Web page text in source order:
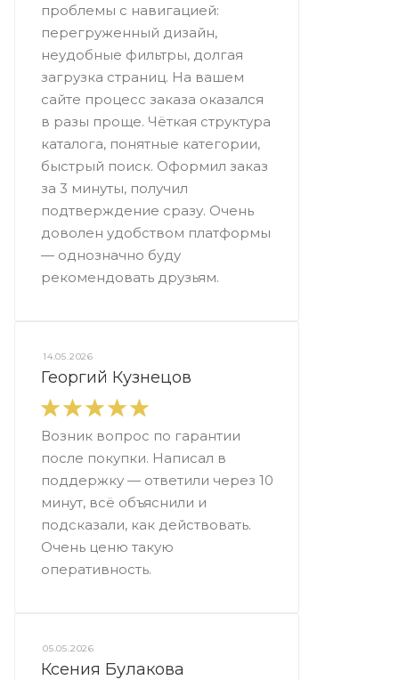
проблемы с навигацией:
перегруженный дизайн,
неудобные фильтры, долгая
загрузка страниц. На вашем
сайте процесс заказа оказался
в разы проще. Чёткая структура
каталога, понятные категории,
быстрый поиск. Оформил заказ
за 3 минуты, получил
подтверждение сразу. Очень
доволен удобством платформы
— однозначно буду
рекомендовать друзьям.
14.05.2026
Георгий Кузнецов
Возник вопрос по гарантии
после покупки. Написал в
поддержку — ответили через 10
минут, всё объяснили и
подсказали, как действовать.
Очень ценю такую
оперативность.
05.05.2026
Ксения Булакова